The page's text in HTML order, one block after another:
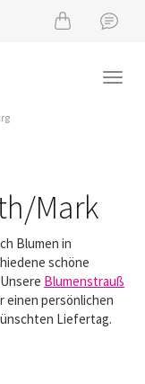
Mark
Blumen in
schöne
Blumenstrauß
einen persönlichen
Liefertag.